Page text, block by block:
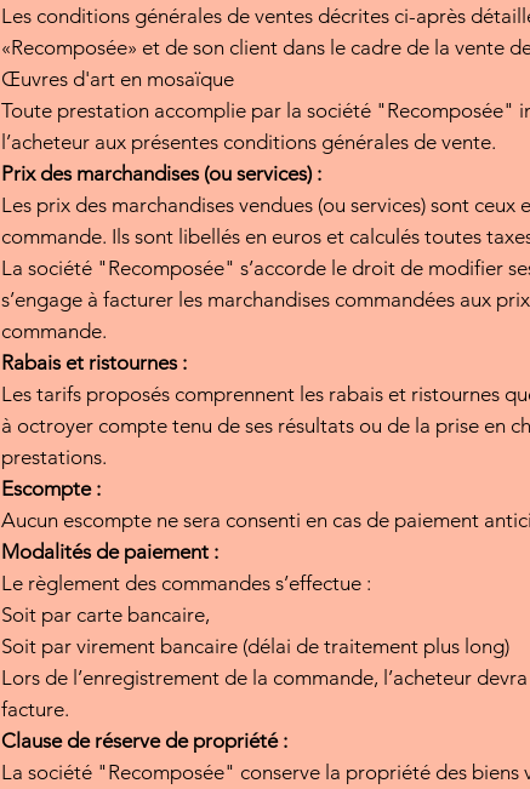
Les conditions générales de ventes décrites ci-après
«Recomposée» et de son client dans le cadre de la vente
Œuvres d'art en mosaïque
Toute prestation accomplie par la société "Recomposée"
l’acheteur aux présentes conditions générales de vente.
Prix des marchandises (ou services) :
Les prix des marchandises vendues (ou services) sont
commande. Ils sont libellés en euros et calculés toutes
La société "Recomposée" s’accorde le droit de modifier
s’engage à facturer les marchandises commandées aux
commande.
Rabais et ristournes :
Les tarifs proposés comprennent les rabais et ristournes
à octroyer compte tenu de ses résultats ou de la prise en
prestations.
Escompte :
Aucun escompte ne sera consenti en cas de paiement
Modalités de paiement :
Le règlement des commandes s’effectue :
Soit par carte bancaire,
Soit par virement bancaire (délai de traitement plus long)
Lors de l’enregistrement de la commande, l’acheteur
facture.
Clause de réserve de propriété :
La société "Recomposée" conserve la propriété des biens